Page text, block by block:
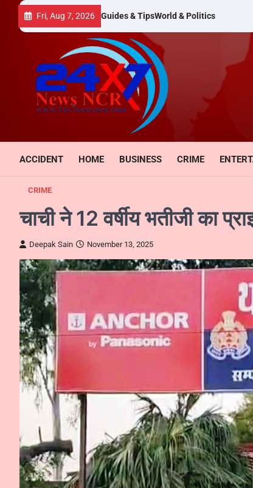
content
Fri, Aug 7, 2026 Guides & TipsWorld & Politics
ACCIDENT HOME BUSINESS CRIME
CRIME
चाची ने 12 वर्षीय भतीजी का
Deepak Sain November 13, 2025